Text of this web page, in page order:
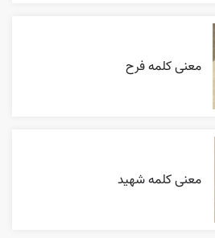
معنی کلمه فرح
معنی کلمه شهید